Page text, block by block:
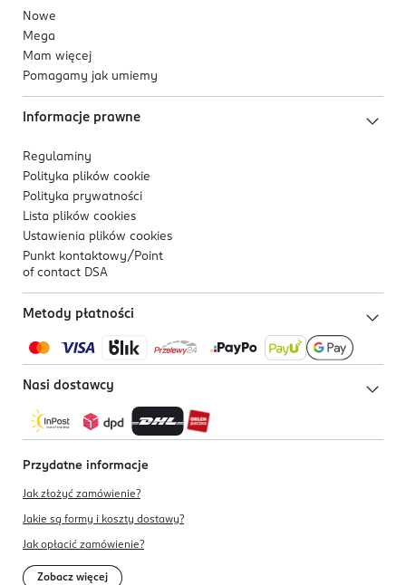
Nowe
Mega
Mam więcej
Pomagamy jak umiemy
Informacje prawne
Regulaminy
Polityka plików cookie
Polityka prywatności
Lista plików cookies
Ustawienia plików cookies
Punkt kontaktowy/ Point
of contact DSA
Metody płatności
Nasi dostawcy
Przydatne informacje
Jak złożyć zamówienie?
Jakie są formy i koszty dostawy?
Jak opłacić zamówienie?
Zobacz więcej